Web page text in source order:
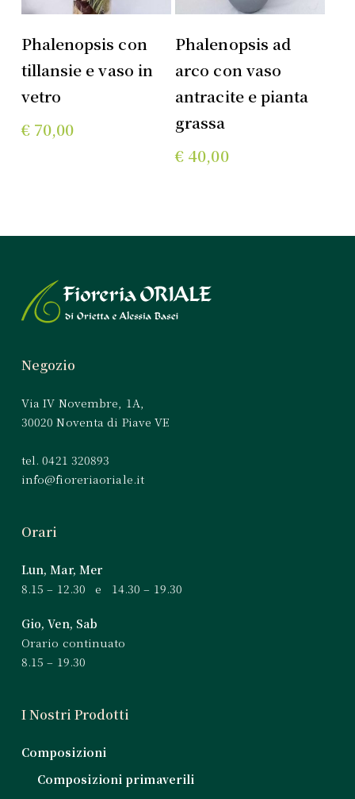
Carrello
Phalenopsis con
tillansie e vaso in
vetro
€70,00
Carrello
Phalenopsis ad
arco con vaso
antracite e pianta
grassa
€ 40,00
Negozio
Via IV Novembre, 1A,
30020 Noventa di Piave VE
tel. 0421 320893
info@fioreriaoriale.it
Orari
Lun, Mar, Mer
8.15 – 12.30 e 14.30 – 19.30
Gio, Ven, Sab
Orario continuato
8.15 – 19.30
I Nostri Prodotti
Composizioni
Composizioni primaverili